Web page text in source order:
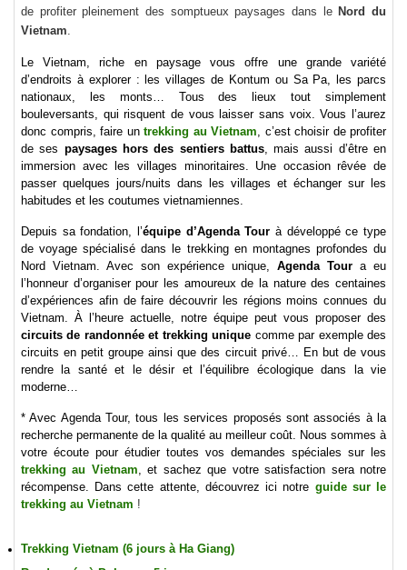
de profiter pleinement des somptueuxpaysages dans le Norddu
Vietnam
Le Vietnam, riche en paysage vous offre une grande variété
d’endroits à explorer : les villages de Kontum ou Sa Pa, les parcs
nationaux, les monts… Tous des lieux tout simplement
bouleversants, qui risquent de vous laisser sans voix. Vous l’aurez
donc compris, faire un trekking au Vietnam , c’est choisir de profiter
de ses paysages hors des sentiers battus, mais aussi d’être en
immersion avec les villages minoritaires. Une occasion rêvée de
passer quelques jours/nuits dans les villages et échanger sur les
habitudes et les coutumes vietnamiennes.
Depuis sa fondation, l’équipe d’Agenda Tour à développé ce type
de voyage spécialisé dans le trekking en montagnes profondes du
Nord Vietnam . Avec son expérience unique, Agenda Tour a eu
l’honneur d’organiser pour les amoureux de la nature des centaines
d’expériences afin de faire découvrir les régions moins connues du
Vietnam. À l’heure actuelle, notre équipe peut vous proposer des
circuits de randonnée et trekking unique comme par exemple des
circuits en petit groupe ainsi que des circuit privé… En but de vous
rendre la santé et le désir et l’équilibre écologique dans la vie
moderne…
* Avec Agenda Tour, tous les services proposés sont associés à la
recherche permanente de la qualité au meilleur coût. Nous sommes à
votre écoute pour étudier toutes vos demandes spéciales sur les
trekking au Vietnam , et sachez que votre satisfaction sera notre
récompense. Dans cette attente, découvrez ici notre guide sur le
trekking au Vietnam !
Trekking Vietnam (6 jours à Ha Giang)